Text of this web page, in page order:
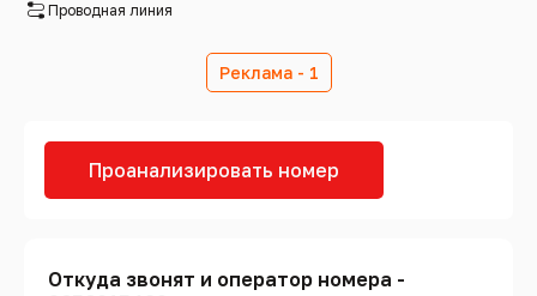
Проводная линия
Реклама - 1
Проанализировать номер
Откуда звонят и оператор номера -